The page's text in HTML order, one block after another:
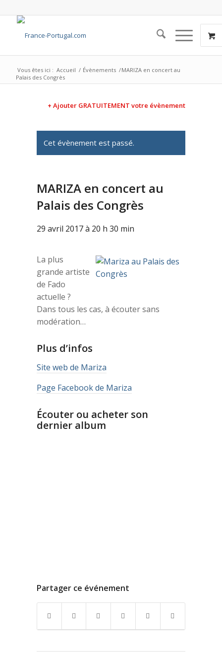
Vous êtes ici : Accueil / Évènements /MARIZA en concert au
Palais des Congrès
+ Ajouter GRATUITEMENT votre évènement
Cet évènement est passé.
MARIZA en concert au
Palais des Congrès
29 avril 2017 à 20 h 30 min
La plus
grande artiste
de Fado
actuelle ?
Dans tous les cas, à écouter sans
modération…
Plus d’infos
Site web de Mariza
Page Facebook de Mariza
Écouter ou acheter son
dernier album
Partager ce événement